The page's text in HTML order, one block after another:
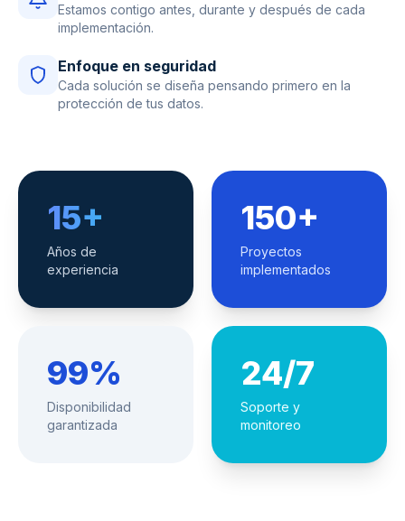
Estamos contigo antes, durante y después de cada
implementación.
Enfoque en seguridad
Cada solución se diseña pensando primero en la
protección de tus datos.
15+
Años de
experiencia
150+
Proyectos
implementados
99%
Disponibilidad
garantizada
24/7
Soporte y
monitoreo